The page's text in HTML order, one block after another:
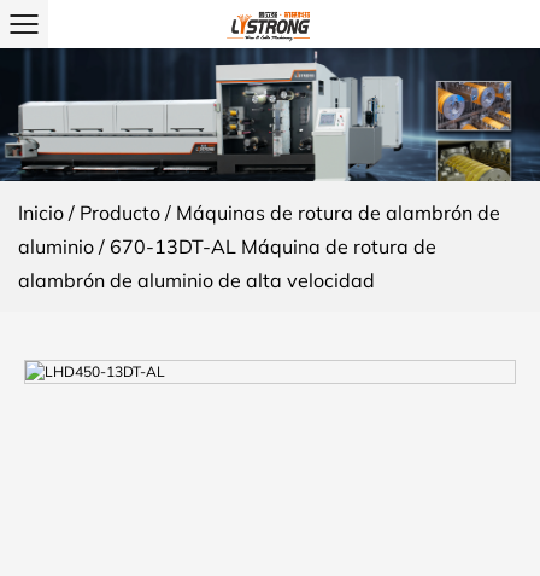
Inicio / Producto / Máquinas de rotura de alambrón de
aluminio / 670-13DT-AL Máquina de rotura de
alambrón de aluminio de alta velocidad